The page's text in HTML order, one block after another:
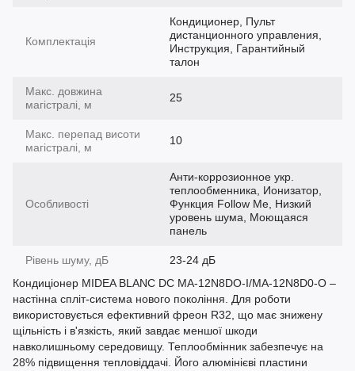
Комплектація
Кондиционер, Пульт
дистанционного управления,
Инструкция, Гарантийный
талон
Макс. довжина
магістралі, м
25
Макс. перепад висоти
магістралі, м
10
Особливості
Анти-коррозионное укр.
теплообменника, Ионизатор,
Функция Follow Me, Низкий
уровень шума, Моющаяся
панель
Рівень шуму, дБ
23-24 дБ
Кондиціонер MIDEA BLANC DC MA-12N8DO-I/MA-12N8D0-O –
настінна спліт-система нового покоління. Для роботи
використовується ефективний фреон R32, що має знижену
щільність і в'язкість, який завдає меншої шкоди
навколишньому середовищу. Теплообмінник забезпечує на
28% підвищення тепловіддачі. Його алюмінієві пластини